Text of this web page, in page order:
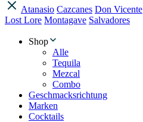
Atanasio Cazcanes Don Vicente
Lost Lore Montagave Salvadores
Shop
Alle
Tequila
Mezcal
Combo
Geschmacksrichtung
Marken
Cocktails